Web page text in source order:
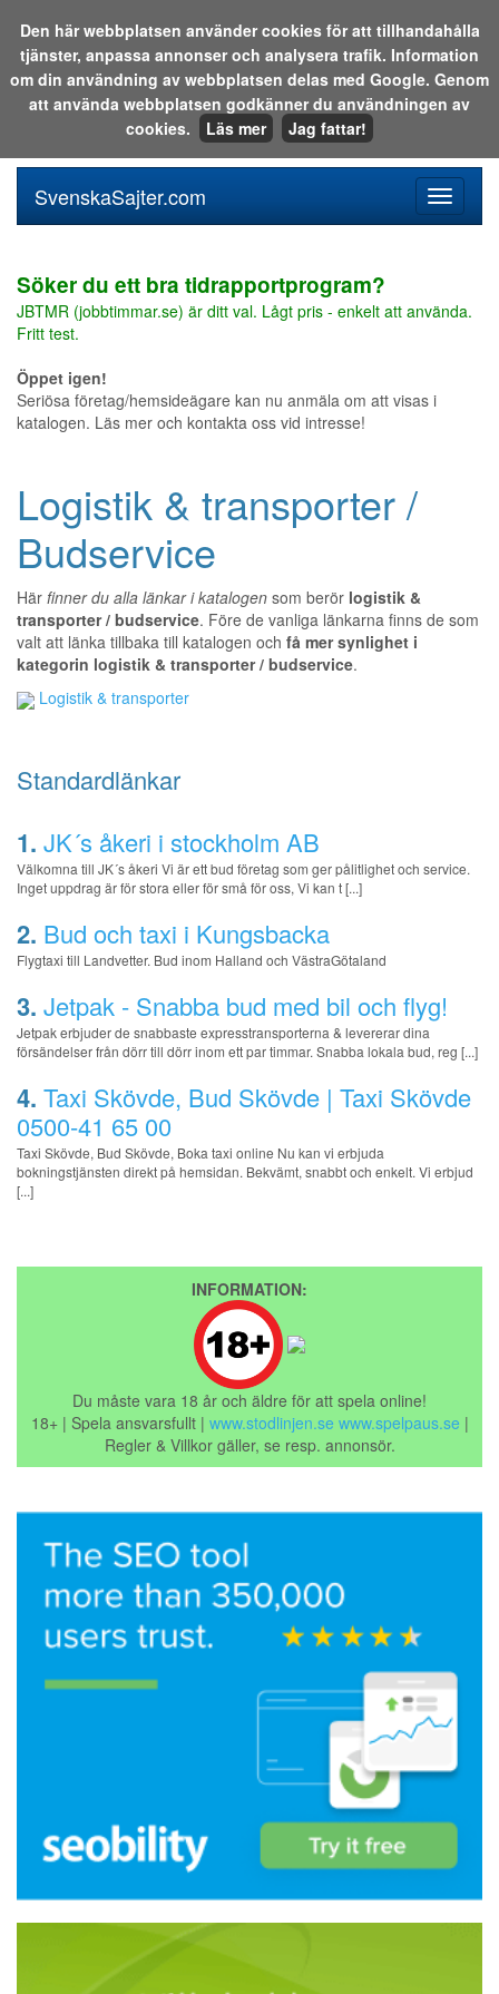
Sök i katalogen eller på webben:
meny
SvenskaSajter.com
Söker du ett bra tidrapportprogram?
JBTMR (jobbtimmar.se) är ditt val. Lågt pris - enkelt att använda.
Fritt test.
Öppet igen!
Seriösa företag/hemsideägare kan nu anmäla om att visas i
katalogen. Läs mer och kontakta oss vid intresse!
Logistik & transporter /
Budservice
Här finner du alla länkar i katalogen som berör logistik &
transporter / budservice. Före de vanliga länkarna finns de som
valt att länka tillbaka till katalogen och få mer synlighet i
kategorin logistik & transporter / budservice.
Logistik & transporter
Standardlänkar
1. JK´s åkeri i stockholm AB
Välkomna till JK´s åkeri Vi är ett bud företag som ger pålitlighet och service.
Inget uppdrag är för stora eller för små för oss, Vi kan t [...]
2. Bud och taxi i Kungsbacka
Flygtaxi till Landvetter. Bud inom Halland och VästraGötaland
3. Jetpak - Snabba bud med bil och flyg!
Jetpak erbjuder de snabbaste expresstransporterna & levererar dina
försändelser från dörr till dörr inom ett par timmar. Snabba lokala bud, reg [...]
4. Taxi Skövde, Bud Skövde | Taxi Skövde
0500-41 65 00
Taxi Skövde, Bud Skövde, Boka taxi online Nu kan vi erbjuda
bokningstjänsten direkt på hemsidan. Bekvämt, snabbt och enkelt. Vi erbjud
[...]
INFORMATION:
Du måste vara 18 år och äldre för att spela online!
18+ | Spela ansvarsfullt | www.stodlinjen.se www.spelpaus.se |
Regler & Villkor gäller, se resp. annonsör.
Den här webbplatsen använder cookies för att tillhandahålla
tjänster, anpassa annonser och analysera trafik. Information
om din användning av webbplatsen delas med Google. Genom
att använda webbplatsen godkänner du användningen av
cookies.
Läs mer Jag fattar!